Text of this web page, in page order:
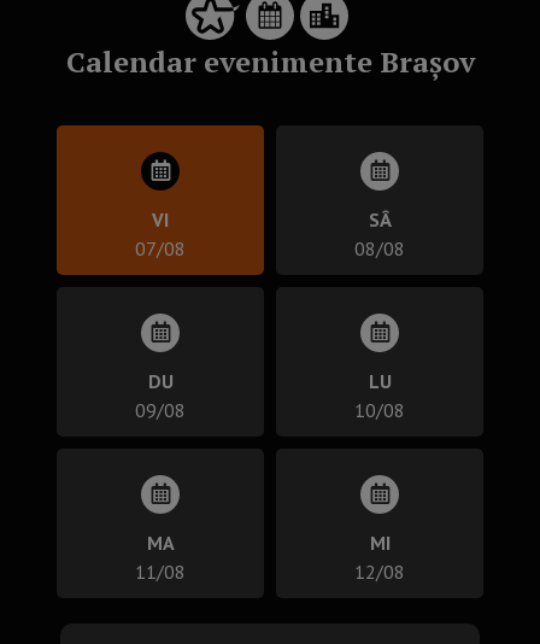
Calendar evenimente Brașov
VI
07/08
SÂ
08/08
DU
09/08
LU
10/08
MA
11/08
MI
12/08